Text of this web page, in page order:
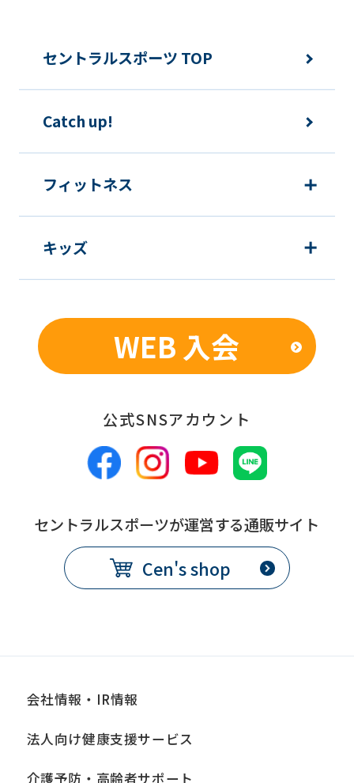
セントラルスポーツ TOP
Catch up!
フィットネス
キッズ
WEB 入会
公式SNSアカウント
セントラルスポーツが運営する通販サイト
Cen's shop
会社情報・IR情報
法人向け健康支援サービス
介護予防・高齢者サポート